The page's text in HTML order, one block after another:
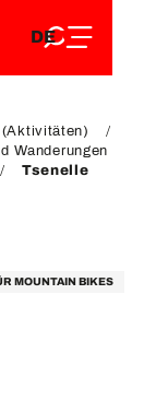
DE
FR
(Aktivitäten)
Wanderungen
Tsenelle
MOUNTAIN BIKES